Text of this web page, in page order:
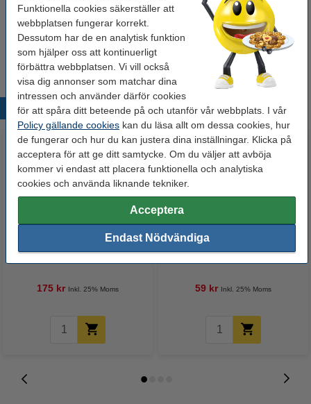
Funktionella cookies säkerställer att
webbplatsen fungerar korrekt.
Dessutom har de en analytisk funktion
som hjälper oss att kontinuerligt
förbättra webbplatsen. Vi vill också
visa dig annonser som matchar dina
intressen och använder därför cookies
för att spåra ditt beteende på och utanför vår webbplats. I vår
Policy gällande cookies kan du läsa allt om dessa cookies, hur
de fungerar och hur du kan justera dina inställningar. Klicka på
acceptera för att ge ditt samtycke. Om du väljer att avböja
kommer vi endast att placera funktionella och analytiska
cookies och använda liknande tekniker.
Acceptera
Endast Nödvändiga
Kulspetspenna | Pentel Energel BL107 | blå
29 kr
Populära produkter
Post-it lappar 149mm x 200mm |
3M | blandade färger | 45 ark x4
175 kr Inkl. 25% Moms
Post-it lappar 102mm x 152mm |
3M | linjerade gul | 100 ark
59 kr Inkl. 25% Moms